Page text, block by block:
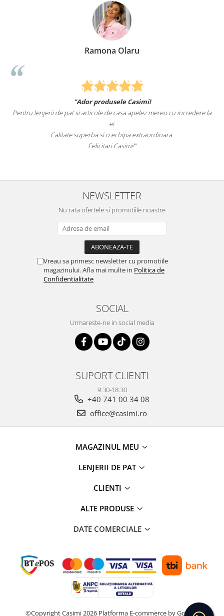
Ramona Olaru
"Ador produsele Casimi!
Pentru lenjerii de pat si articole de casa apelez mereu cu incredere la
ei.
Calitate superba si o echipa extraordinara.
Felicitari Casimi!"
NEWSLETTER
Nu rata ofertele si promotiile noastre
Vreau sa primesc newsletter cu promotiile
magazinului. Afla mai multe in Politica de
Confidentialitate
SOCIAL
Urmareste-ne in social media
SUPORT CLIENTI
9:30-18:30
+40 741 00 34 08
office@casimi.ro
MAGAZINUL MEU
LENJERII DE PAT
CLIENTI
ALTE PRODUSE
DATE COMERCIALE
©Copyright Casimi 2026 Platforma E-commerce by Gomag